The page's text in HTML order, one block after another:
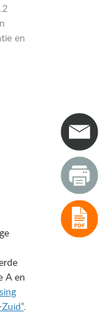
integraal kunstwerken
en levensduur
toepassing
en
A en
.